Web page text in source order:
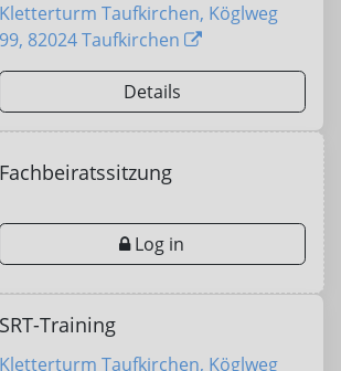
Kletterturm Taufkirchen, Köglweg
99, 82024 Taufkirchen
Details
Fachbeiratssitzung
Log in
SRT-Training
Kletterturm Taufkirchen, Köglweg